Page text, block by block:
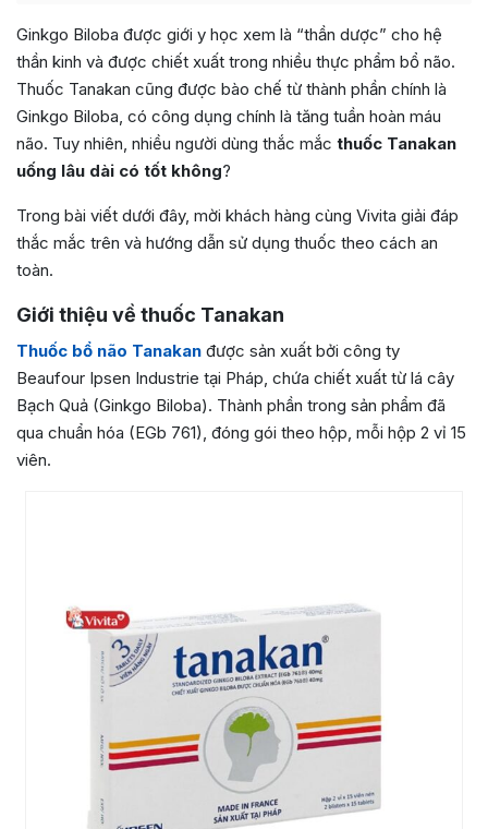
Ginkgo Biloba được giới y học xem là “thần dược” cho hệ
thần kinh và được chiết xuất trong nhiều thực phẩm bổ não.
Thuốc Tanakan cũng được bào chế từ thành phần chính là
Ginkgo Biloba, có công dụng chính là tăng tuần hoàn máu
não. Tuy nhiên, nhiều người dùng thắc mắc thuốc Tanakan
uống lâu dài có tốt không?
Trong bài viết dưới đây, mời khách hàng cùng Vivita giải đáp
thắc mắc trên và hướng dẫn sử dụng thuốc theo cách an
toàn.
Giới thiệu về thuốc Tanakan
Thuốc bổ não Tanakan được sản xuất bởi công ty
Beaufour Ipsen Industrie tại Pháp, chứa chiết xuất từ lá cây
Bạch Quả (Ginkgo Biloba). Thành phần trong sản phẩm đã
qua chuẩn hóa (EGb 761), đóng gói theo hộp, mỗi hộp 2 vỉ 15
viên.